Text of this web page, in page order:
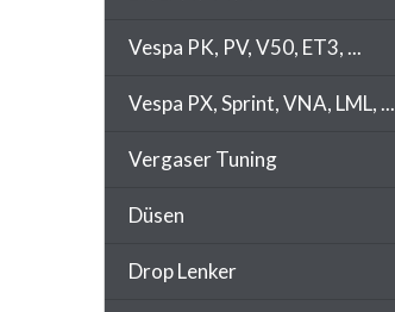
Vespa PK, PV, V50, ET3, ...
Vespa PX, Sprint, VNA, LML, ...
Vergaser Tuning
Düsen
Drop Lenker